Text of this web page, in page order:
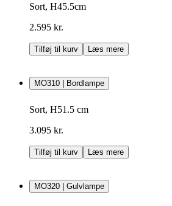
Sort, H45.5cm
2.595 kr.
Tilføj til kurv Læs mere
MO310 | Bordlampe
Sort, H51.5 cm
3.095 kr.
Tilføj til kurv Læs mere
MO320 | Gulvlampe